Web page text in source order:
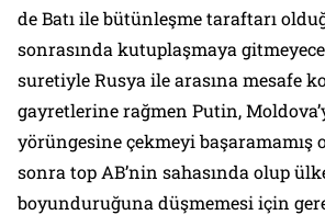
de Batı ile bütünleşme taraftarı
sonrasında kutuplaşmaya
suretiyle Rusya ile arasına mesafe
gayretlerine rağmen Putin,
yörüngesine çekmeyi başaramamış
sonra top AB’nin sahasında olup
boyunduruğuna düşmemesi için